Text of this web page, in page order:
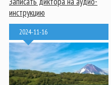
инструкцию
2024-11-16